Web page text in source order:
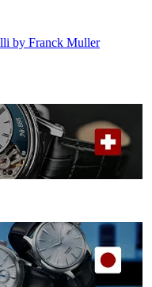
by Franck Muller